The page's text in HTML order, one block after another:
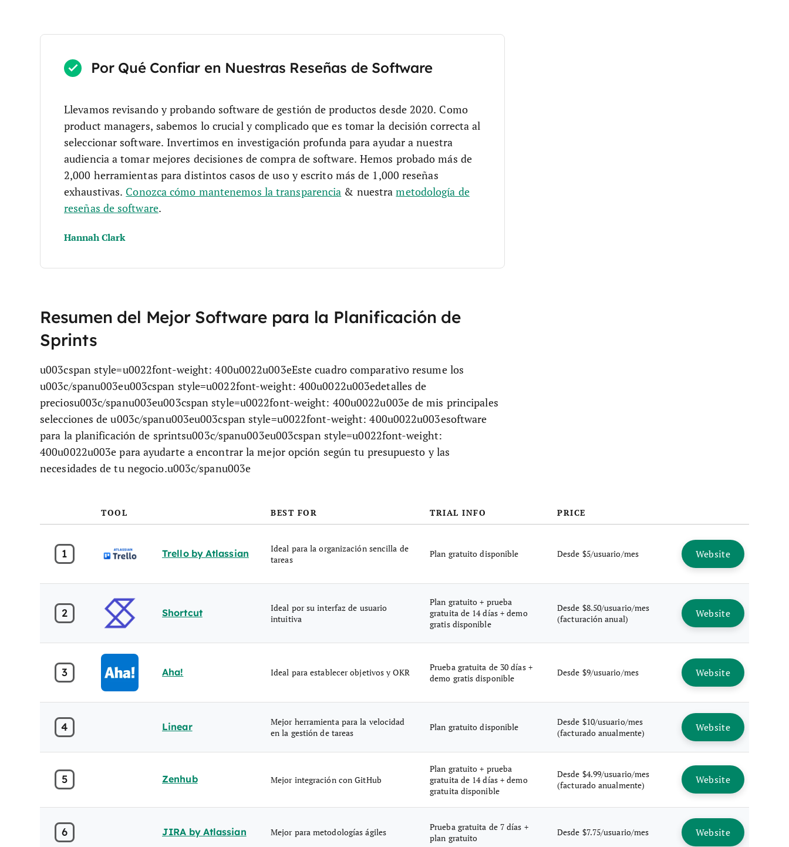
Por Qué Confiar en Nuestras Reseñas de Software
Llevamos revisando y probando software de gestión de productos desde 2020. Como
product managers, sabemos lo crucial y complicado que es tomar la decisión correcta al
seleccionar software. Invertimos en investigación profunda para ayudar a nuestra
audiencia a tomar mejores decisiones de compra de software. Hemos probado más de
2,000 herramientas para distintos casos de uso y escrito más de 1,000 reseñas
exhaustivas. Conozca cómo mantenemos la transparencia & nuestrametodología de
reseñas de software.
Hannah Clark
Resumen del Mejor Software para la Planificación de
Sprints
u003cspan style=u0022font-weight: 400u0022u003eEste cuadro comparativo resume los
u003c/spanu003eu003cspan style=u0022font-weight: 400u0022u003edetalles de
preciosu003c/spanu003eu003cspan style=u0022font-weight: 400u0022u003e de mis principales
selecciones de u003c/spanu003eu003cspan style=u0022font-weight: 400u0022u003esoftware
para la planificación de sprintsu003c/spanu003eu003cspan style=u0022font-weight:
400u0022u003e para ayudarte a encontrar la mejor opción según tu presupuesto y las
necesidades de tu negocio.u003c/spanu003e
TOOL BEST FOR TRIAL INFO PRICE
1 Trello by Atlassian
Ideal para la organización sencilla de
tareas
Plan gratuito disponible Desde $5/usuario/mes Website
2 Shortcut
Ideal por su interfaz de usuario
intuitiva
Plan gratuito + prueba
gratuita de 14 días + demo
gratis disponible
Desde $8.50/usuario/mes
(facturación anual)
Website
3 Aha! Ideal para establecer objetivos y OKR
Prueba gratuita de 30 días +
demo gratis disponible
Desde $9/usuario/mes Website
4 Linear
Mejor herramienta para la velocidad
en la gestión de tareas
Plan gratuito disponible
Desde $10/usuario/mes
(facturado anualmente)
Website
5 Zenhub Mejor integración con GitHub
Plan gratuito + prueba
gratuita de 14 días + demo
gratuita disponible
Desde $4.99/usuario/mes
(facturado anualmente)
Website
6 JIRA by Atlassian Mejor para metodologías ágiles
Prueba gratuita de 7 días +
plan gratuito
Desde $7.75/usuario/mes Website